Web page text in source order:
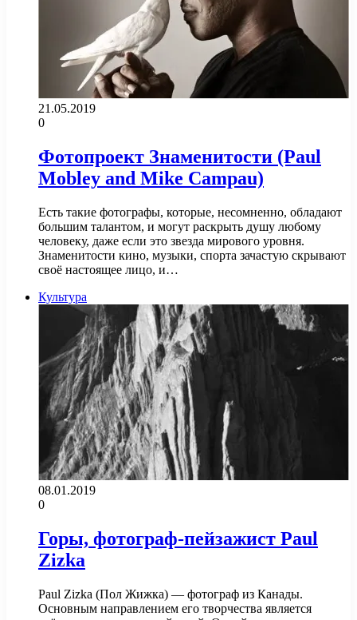
21.05.2019
0
Фотопроект Знаменитости (Paul
Mobley and Mike Campau)
Есть такие фотографы, которые, несомненно, обладают
большим талантом, и могут раскрыть душу любому
человеку, даже если это звезда мирового уровня.
Знаменитости кино, музыки, спорта зачастую скрывают
своё настоящее лицо, и…
Культура
08.01.2019
0
Горы, фотограф-пейзажист Paul
Zizka
Paul Zizka (Пол Жижка) — фотограф из Канады.
Основным направлением его творчества является